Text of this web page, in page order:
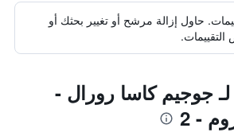
حاول إزالة مرشح أو تغيير بحثك أو
جوجيم كاسا رورال -
- 2